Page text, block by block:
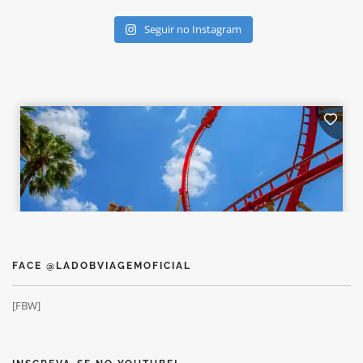
Seguir no Instagram
FACE @LADOBVIAGEMOFICIAL
[FBW]